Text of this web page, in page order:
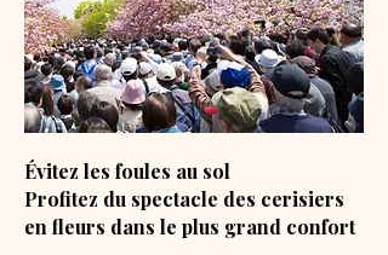
Évitez les foules au sol
Profitez du spectacle des cerisiers
en fleurs dans le plus grand confort